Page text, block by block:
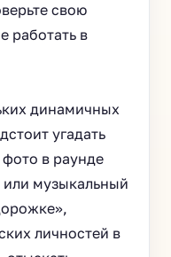
свою
работать в
динамичных
угадать
в раунде
или музыкальный
личностей в